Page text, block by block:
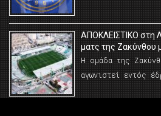
AΠΟΚΛΕΙΣΤΙΚΟ στη
ματς της Ζακύνθου
Η ομάδα της
αγωνιστεί εντός